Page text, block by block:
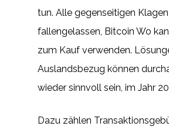
tun. Alle gegenseitigen
fallengelassen, Bitcoin Wo
zum Kauf verwenden.
Auslandsbezug können
wieder sinnvoll sein, im Jahr
Dazu zählen